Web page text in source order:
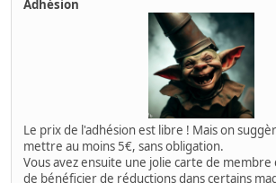
Adhésion
Le prix de l'adhésion est libre ! Mais on
mettre au moins 5€, sans obligation.
Vous avez ensuite une jolie carte de
de bénéficier de réductions dans certains